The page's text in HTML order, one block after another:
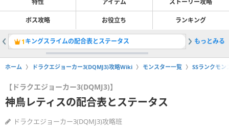
特性 アイテム ストーリー攻略
ボス攻略 お役立ち ランキング
1キングスライムの配合表とステータス 2オーク
もっとみる
ホーム ドラクエジョーカー3(DQMJ3)攻略Wiki モンスター一覧 SSランクモン
【ドラクエジョーカー3(DQMJ3)】
神鳥レティスの配合表とステータス
ドラクエジョーカー3(DQMJ3)攻略班